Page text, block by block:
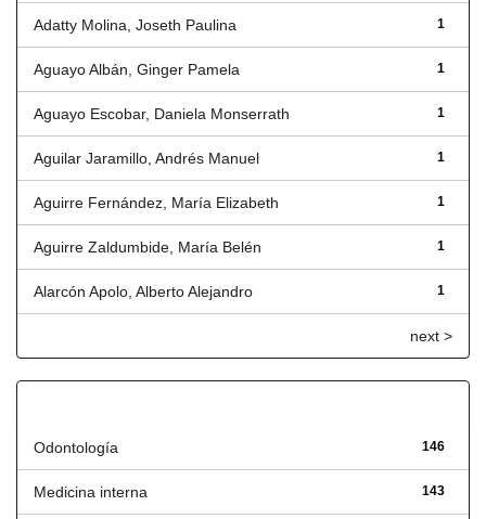
1
Adatty Molina, Joseth Paulina
1
Aguayo Albán, Ginger Pamela
1
Aguayo Escobar, Daniela Monserrath
1
Aguilar Jaramillo, Andrés Manuel
1
Aguirre Fernández, María Elizabeth
1
Aguirre Zaldumbide, María Belén
1
Alarcón Apolo, Alberto Alejandro
next >
146
Odontología
143
Medicina interna